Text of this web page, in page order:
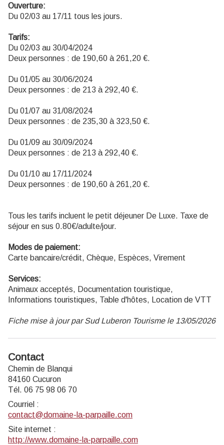
Ouverture:
Du 02/03 au 17/11 tous les jours.
Tarifs:
Du 02/03 au 30/04/2024
Deux personnes : de 190,60 à 261,20 €.
Du 01/05 au 30/06/2024
Deux personnes : de 213 à 292,40 €.
Du 01/07 au 31/08/2024
Deux personnes : de 235,30 à 323,50 €.
Du 01/09 au 30/09/2024
Deux personnes : de 213 à 292,40 €.
Du 01/10 au 17/11/2024
Deux personnes : de 190,60 à 261,20 €.
Tous les tarifs incluent le petit déjeuner De Luxe. Taxe de
séjour en sus 0.80€/adulte/jour.
Modes de paiement:
Carte bancaire/crédit, Chèque, Espèces, Virement
Services:
Animaux acceptés, Documentation touristique,
Informations touristiques, Table d'hôtes, Location de VTT
Fiche mise à jour par Sud Luberon Tourisme le 13/05/2026
Contact
Chemin de Blanqui
84160 Cucuron
Tél. 06 75 98 06 70
Courriel :
contact@domaine-la-parpaille.com
Site internet :
http://www.domaine-la-parpaille.com